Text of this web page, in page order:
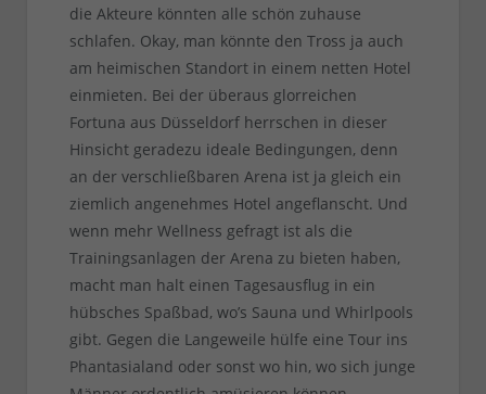
die Akteure könnten alle schön zuhause
schlafen. Okay, man könnte den Tross ja auch
am heimischen Standort in einem netten Hotel
einmieten. Bei der überaus glorreichen
Fortuna aus Düsseldorf herrschen in dieser
Hinsicht geradezu ideale Bedingungen, denn
an der verschließbaren Arena ist ja gleich ein
ziemlich angenehmes Hotel angeflanscht. Und
wenn mehr Wellness gefragt ist als die
Trainingsanlagen der Arena zu bieten haben,
macht man halt einen Tagesausflug in ein
hübsches Spaßbad, wo’s Sauna und Whirlpools
gibt. Gegen die Langeweile hülfe eine Tour ins
Phantasialand oder sonst wo hin, wo sich junge